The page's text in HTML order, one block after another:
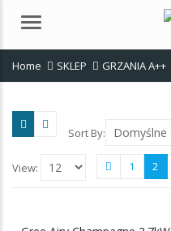
Menu
Home SKLEP GRZANIA A++
Sort By:
View: 1 2